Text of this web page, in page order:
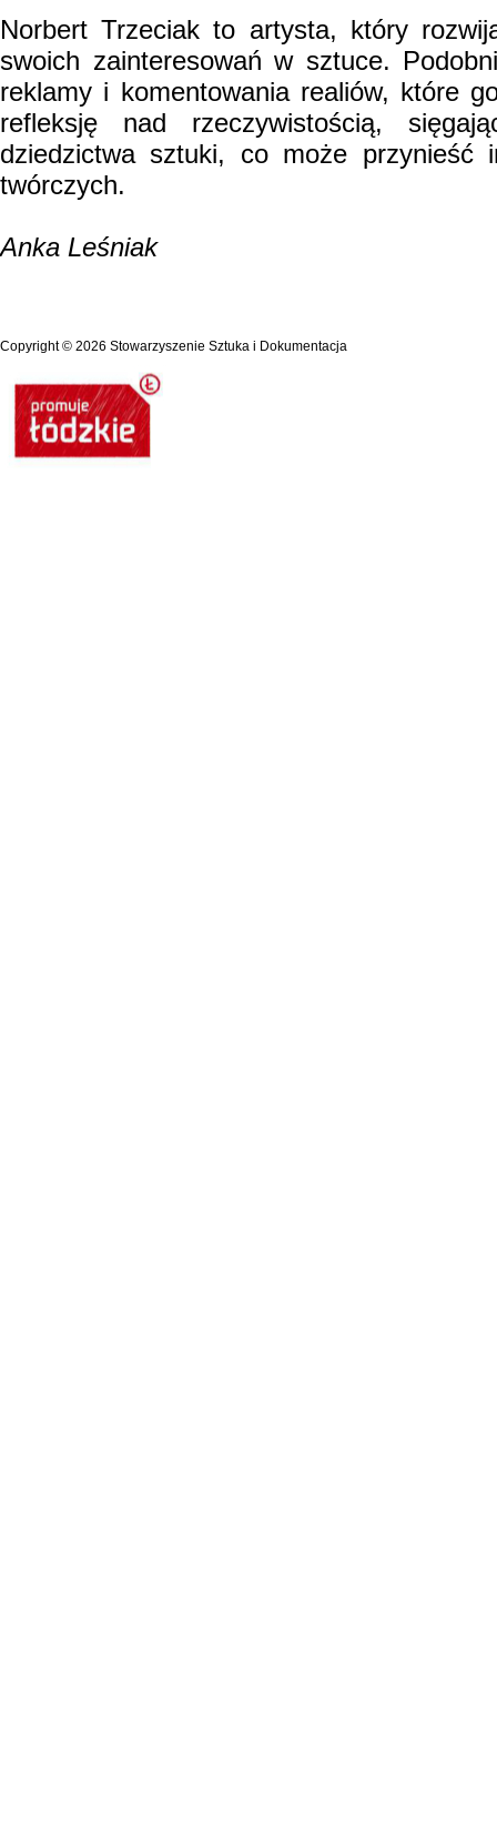
Norbert Trzeciak to artysta, który
swoich zainteresowań w sztuce.
reklamy i komentowania realiów, które
refleksję nad rzeczywistością,
dziedzictwa sztuki, co może przynieść
twórczych.
Anka Leśniak
Copyright © 2026 Stowarzyszenie Sztuka i Dokumentacja